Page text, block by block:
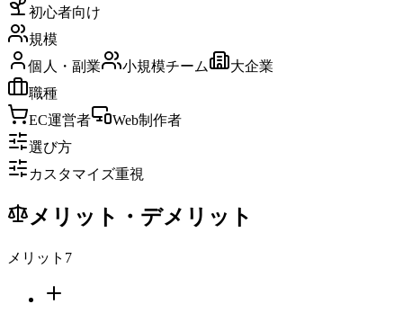
初心者向け
規模
個人・副業
小規模チーム
大企業
職種
EC運営者
Web制作者
選び方
カスタマイズ重視
メリット・デメリット
メリット 7